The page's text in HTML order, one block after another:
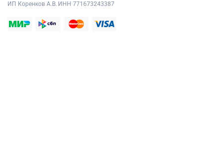
ИП Коренков А.В. ИНН 771673243387